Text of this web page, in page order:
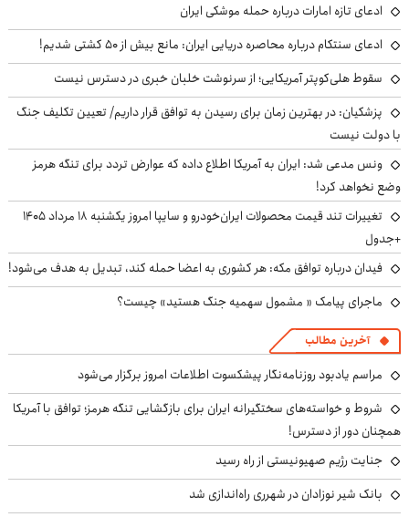
ادعای تازه امارات درباره حمله موشکی ایران
ادعای سنتکام درباره محاصره دریایی ایران: مانع بیش از ۵۰ کشتی شدیم!
سقوط هلی‌کوپتر آمریکایی؛ از سرنوشت خلبان خبری در دسترس نیست
پزشکیان‌: در بهترین زمان برای رسیدن به توافق قرار داریم/ تعیین تکلیف جنگ
با دولت نیست
ونس مدعی شد: ایران به آمریکا اطلاع داده که عوارض تردد برای تنگه هرمز
وضع نخواهد کرد!
تغییرات تند قیمت محصولات ایران‌خودرو و سایپا امروز یکشنبه ۱۸ مرداد ۱۴۰۵
+جدول
فیدان درباره توافق مکه: هر کشوری به اعضا حمله کند، تبدیل به هدف می‌شود!
ماجرای پیامک « مشمول سهمیه جنگ هستید» چیست؟
آخرین مطالب
مراسم یادبود روزنامه‌نگار پیشکسوت اطلاعات امروز برگزار می‌شود
شروط و خواسته‌های سختگیرانه ایران برای بازگشایی تنگه هرمز؛ توافق با آمریکا
همچنان دور از دسترس!
جنایت رژیم صهیونیستی از راه رسید
بانک شیر نوزادان در شهرری راه‌اندازی شد